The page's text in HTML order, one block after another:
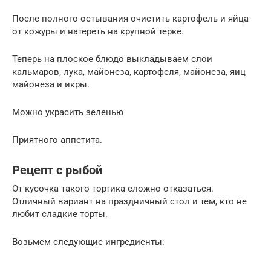
После полного остывания очистить картофель и яйца
от кожуры и натереть на крупной терке.
Теперь на плоское блюдо выкладываем слои
кальмаров, лука, майонеза, картофеля, майонеза, яиц
майонеза и икры.
Можно украсить зеленью
Приятного аппетита.
Рецепт с рыбой
От кусочка такого тортика сложно отказаться.
Отличный вариант на праздничный стол и тем, кто не
любит сладкие торты.
Возьмем следующие ингредиенты: